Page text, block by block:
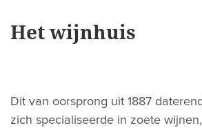
Het wijnhuis
Dit van oorsprong uit 1887
zich specialiseerde in zoete